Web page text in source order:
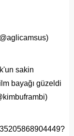
sakin
bayağı güzeldi